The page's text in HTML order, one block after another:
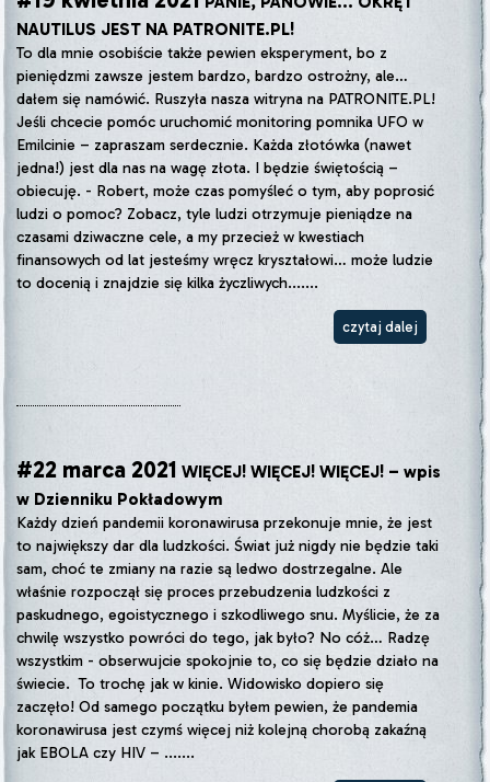
NAUTILUS JEST NA PATRONITE.PL!
To dla mnie osobiście także pewien eksperyment, bo z
pieniędzmi zawsze jestem bardzo, bardzo ostrożny, ale…
dałem się namówić. Ruszyła nasza witryna na PATRONITE.PL!
Jeśli chcecie pomóc uruchomić monitoring pomnika UFO w
Emilcinie – zapraszam serdecznie. Każda złotówka (nawet
jedna!) jest dla nas na wagę złota. I będzie świętością –
obiecuję. - Robert, może czas pomyśleć o tym, aby poprosić
ludzi o pomoc? Zobacz, tyle ludzi otrzymuje pieniądze na
czasami dziwaczne cele, a my przecież w kwestiach
finansowych od lat jesteśmy wręcz kryształowi… może ludzie
to docenią i znajdzie się kilka życzliwych.......
czytaj dalej
#22 marca 2021 WIĘCEJ! WIĘCEJ! WIĘCEJ! – wpis
w Dzienniku Pokładowym
Każdy dzień pandemii koronawirusa przekonuje mnie, że jest
to największy dar dla ludzkości. Świat już nigdy nie będzie taki
sam, choć te zmiany na razie są ledwo dostrzegalne. Ale
właśnie rozpoczął się proces przebudzenia ludzkości z
paskudnego, egoistycznego i szkodliwego snu. Myślicie, że za
chwilę wszystko powróci do tego, jak było? No cóż… Radzę
wszystkim - obserwujcie spokojnie to, co się będzie działo na
świecie. To trochę jak w kinie. Widowisko dopiero się
zaczęło! Od samego początku byłem pewien, że pandemia
koronawirusa jest czymś więcej niż kolejną chorobą zakaźną
jak EBOLA czy HIV – .......